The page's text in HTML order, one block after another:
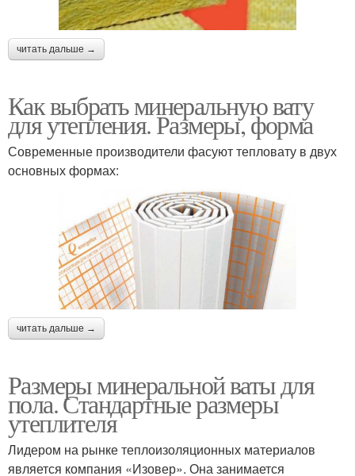
читать дальше →
Как выбрать минеральную вату
для утепления. Размеры, форма
Современные производители фасуют тепловату в двух
основных формах:
читать дальше →
Размеры минеральной ваты для
пола. Стандартные размеры
утеплителя
Лидером на рынке теплоизоляционных материалов
является компания «Изовер». Она занимается